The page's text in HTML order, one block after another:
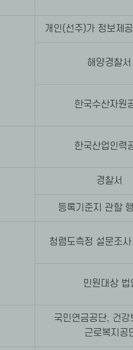
개인(선주)가 정보제
해양경찰
한국수산자원
한국산업인력
경찰서
등록기준지 관할
청렴도측정 설문조
민원대상 법
국민연금공단, 건강
근로복지공